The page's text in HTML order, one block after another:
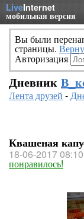
LiveInternet
мобильная версия
Вы были
страницы.
Авторизация
Дневник
Лента друзей -
Квашеная
18-06-2017 08:10
понравилось!